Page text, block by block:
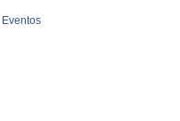
Eventos